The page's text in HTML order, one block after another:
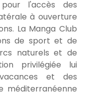
l'accès des
à ouverture
La Manga Club
de sport et de
naturels et de
privilégiée lui
et des
méditerranéenne